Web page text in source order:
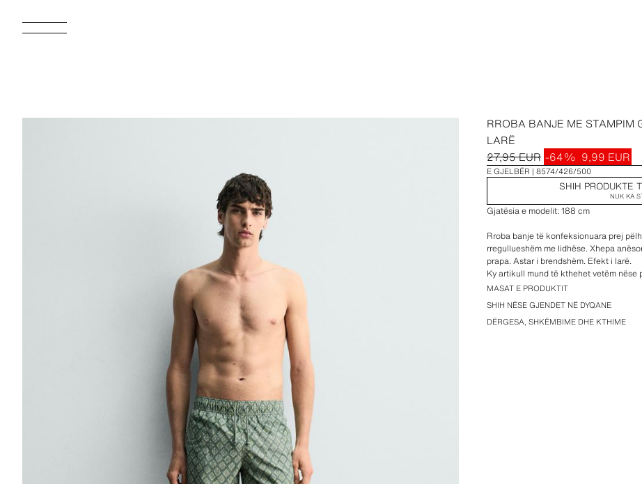
RROBA BANJE ME STAMPIM
LARË
27,95 EUR -64% 9,99 EUR
E GJELBËR 8574/426/500
SHIH PRODUKTE
NUK KA
Gjatësia e modelit: 188 cm
Rroba banje të konfeksionuara prej
rregullueshëm me lidhëse. Xhepa
prapa. Astar i brendshëm. Efekt i larë.
Gjatësia e qepjes së brendshme të
Gjatësia e qepjes së jashtme të këmbës:
Ky artikull mund të kthehet vetëm nëse
MASAT E PRODUKTIT
SHIH NËSE GJENDET NË DYQANE
DËRGESA, SHKËMBIME DHE KTHIME